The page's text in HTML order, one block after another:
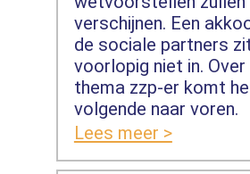
verschijnen. Een
de sociale partners
voorlopig niet in. Over
thema zzp-er komt
volgende naar voren.
Lees meer >